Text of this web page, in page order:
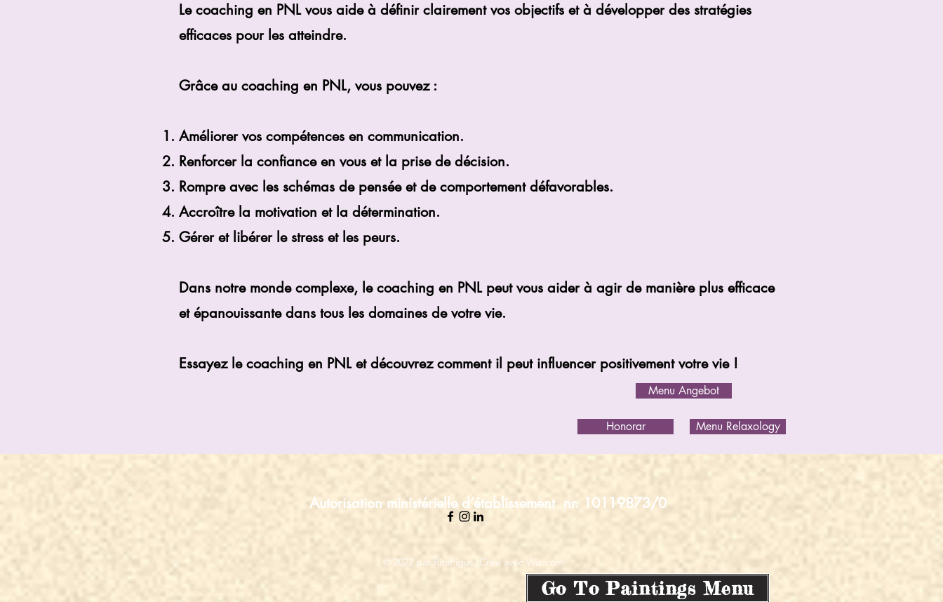
Le coaching en PNL vous aide à définir clairement vos objectifs et à développer des stratégies
efficaces pour les atteindre.
Grâce au coaching en PNL, vous pouvez :
Améliorer vos compétences en communication.
Renforcer la confiance en vous et la prise de décision.
Rompre avec les schémas de pensée et de comportement défavorables.
Accroître la motivation et la détermination.
Gérer et libérer le stress et les peurs.
Dans notre monde complexe, le coaching en PNL peut vous aider à agir de manière plus efficace
et épanouissante dans tous les domaines de votre vie.
Essayez le coaching en PNL et découvrez comment il peut influencer positivement votre vie !
Menu Angebot
Honorar Menu Relaxology
Autorisation ministérielle d’établissement nr. 10119873/0
© 2022 par RitaFigus. Créé avec Wix.com
Go To Paintings Menu